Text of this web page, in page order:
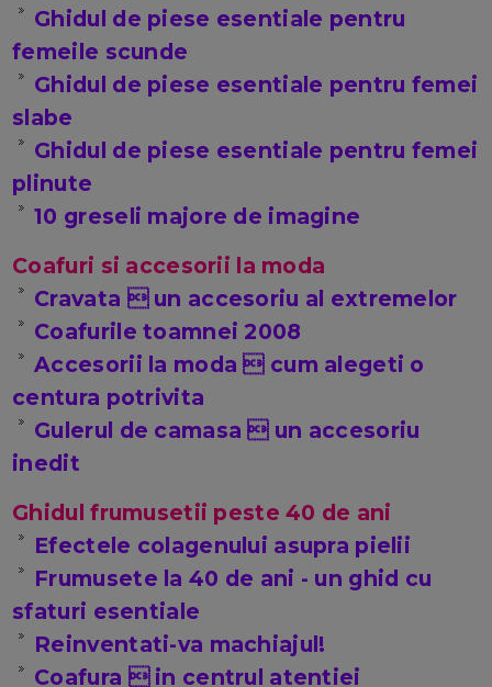
Ghidul de piese esentiale pentru
femeile scunde
Ghidul de piese esentiale pentru femei
slabe
Ghidul de piese esentiale pentru femei
plinute
10 greseli majore de imagine
Coafuri si accesorii la moda
Cravata  un accesoriu al extremelor
Coafurile toamnei 2008
Accesorii la moda  cum alegeti o
centura potrivita
Gulerul de camasa  un accesoriu
inedit
Ghidul frumusetii peste 40 de ani
Efectele colagenului asupra pielii
Frumusete la 40 de ani - un ghid cu
sfaturi esentiale
Reinventati-va machiajul!
Coafura  in centrul atentiei